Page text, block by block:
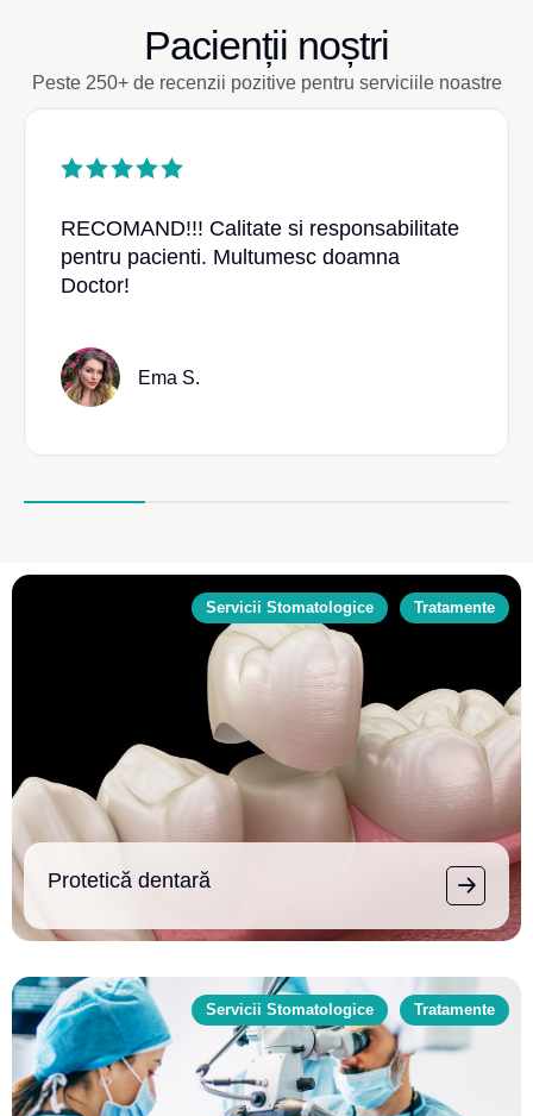
Pacienții noștri
Peste 250+ de recenzii pozitive pentru serviciile noastre
RECOMAND!!! Calitate si responsabilitate
pentru pacienti. Multumesc doamna
Doctor!
Ema S.
Servicii Stomatologice Tratamente
Protetică dentară
Servicii Stomatologice Tratamente